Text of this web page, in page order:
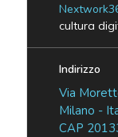
cultura
Indirizzo
Via
Milano -
CAP